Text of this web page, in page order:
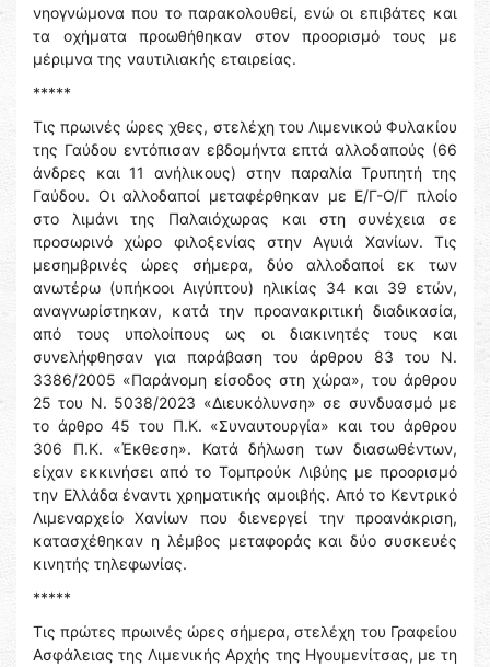
νηογνώμονα που το παρακολουθεί, ενώ οι επιβάτες και
τα οχήματα προωθήθηκαν στον προορισμό τους με
μέριμνα της ναυτιλιακής εταιρείας.
*****
Τις πρωινές ώρες χθες, στελέχη του Λιμενικού Φυλακίου
της Γαύδου εντόπισαν εβδομήντα επτά αλλοδαπούς (66
άνδρες και 11 ανήλικους) στην παραλία Τρυπητή της
Γαύδου. Οι αλλοδαποί μεταφέρθηκαν με Ε/Γ-Ο/Γ πλοίο
στο λιμάνι της Παλαιόχωρας και στη συνέχεια σε
προσωρινό χώρο φιλοξενίας στην Αγυιά Χανίων. Τις
μεσημβρινές ώρες σήμερα, δύο αλλοδαποί εκ των
ανωτέρω (υπήκοοι Αιγύπτου) ηλικίας 34 και 39 ετών,
αναγνωρίστηκαν, κατά την προανακριτική διαδικασία,
από τους υπολοίπους ως οι διακινητές τους και
συνελήφθησαν για παράβαση του άρθρου 83 του Ν.
3386/2005 «Παράνομη είσοδος στη χώρα», του άρθρου
25 του Ν. 5038/2023 «Διευκόλυνση» σε συνδυασμό με
το άρθρο 45 του Π.Κ. «Συναυτουργία» και του άρθρου
306 Π.Κ. «Έκθεση». Κατά δήλωση των διασωθέντων,
είχαν εκκινήσει από το Τομπρούκ Λιβύης με προορισμό
την Ελλάδα έναντι χρηματικής αμοιβής. Από το Κεντρικό
Λιμεναρχείο Χανίων που διενεργεί την προανάκριση,
κατασχέθηκαν η λέμβος μεταφοράς και δύο συσκευές
κινητής τηλεφωνίας.
*****
Τις πρώτες πρωινές ώρες σήμερα, στελέχη του Γραφείου
Ασφάλειας της Λιμενικής Αρχής της Ηγουμενίτσας, με τη